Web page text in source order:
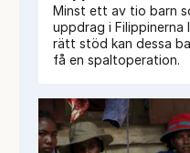
Minst ett av tio barn
uppdrag i Filippinerna
rätt stöd kan dessa
få en spaltoperation.